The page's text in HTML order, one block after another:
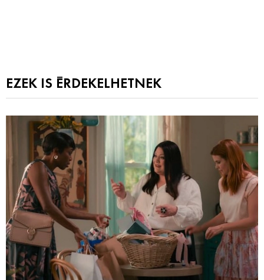
EZEK IS ÉRDEKELHETNEK